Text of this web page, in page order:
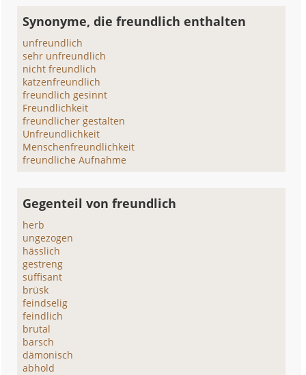
Synonyme, die freundlich enthalten
unfreundlich
sehr unfreundlich
nicht freundlich
katzenfreundlich
freundlich gesinnt
Freundlichkeit
freundlicher gestalten
Unfreundlichkeit
Menschenfreundlichkeit
freundliche Aufnahme
Gegenteil von freundlich
herb
ungezogen
hässlich
gestreng
süffisant
brüsk
feindselig
feindlich
brutal
barsch
dämonisch
abhold